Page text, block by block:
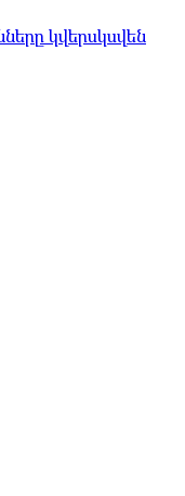
կվերսկսվեն